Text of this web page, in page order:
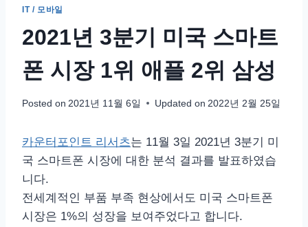
IT / 모바일
2021년 3분기 미국 스마트
폰 시장 1위 애플 2위 삼성
Posted on 2021년 11월 6일 Updated on 2022년 2월 25일
카운터포인트 리서츠는 11월 3일 2021년 3분기 미
국 스마트폰 시장에 대한 분석 결과를 발표하였습
니다.
전세계적인 부품 부족 현상에서도 미국 스마트폰
시장은 1%의 성장을 보여주었다고 합니다.